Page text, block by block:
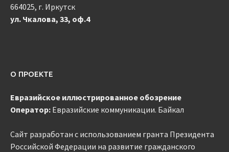
664025, г. Иркутск
ул. Чкалова, 33, оф.4
О ПРОЕКТЕ
Евразийское иллюстрированное обозрение
Оператор: Евразийские коммуникации. Байкал
Сайт разработан с использованием гранта Президента
Российской Федерации на развитие гражданского